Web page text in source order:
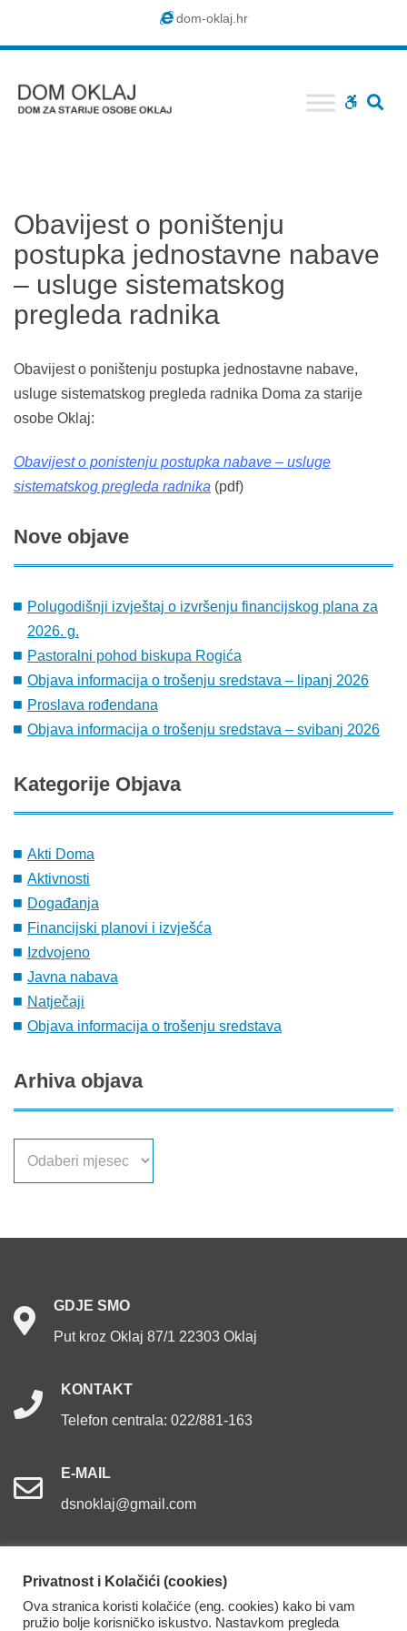
dom-oklaj.hr
WCAG
Obavijest o poništenju
postupka jednostavne nabave
– usluge sistematskog
pregleda radnika
Obavijest o poništenju postupka jednostavne nabave,
usluge sistematskog pregleda radnika Doma za starije
osobe Oklaj:
Obavijest o ponistenju postupka nabave – usluge
sistematskog pregleda radnika (pdf)
Nove objave
Polugodišnji izvještaj o izvršenju financijskog plana za
2026. g.
Pastoralni pohod biskupa Rogića
Objava informacija o trošenju sredstava – lipanj 2026
Proslava rođendana
Objava informacija o trošenju sredstava – svibanj 2026
Kategorije Objava
Akti Doma
Aktivnosti
Događanja
Financijski planovi i izvješća
Izdvojeno
Javna nabava
Natječaji
Objava informacija o trošenju sredstava
Arhiva objava
GDJE SMO
Put kroz Oklaj 87/1 22303 Oklaj
KONTAKT
Telefon centrala: 022/881-163
E-MAIL
dsnoklaj@gmail.com
Dom za starije osobe Oklaj. Sva prava pridržana.
Privatnost i Kolačići (cookies)
Ova stranica koristi kolačiće (eng. cookies) kako bi vam
pružio bolje korisničko iskustvo. Nastavkom pregleda